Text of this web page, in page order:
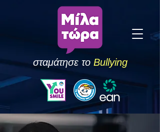
σταμάτησε το Bullying